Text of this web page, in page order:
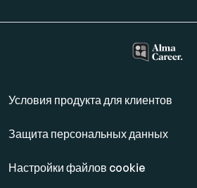
Условия продукта для клиентов
Защита персональных данных
Настройки файлов cookie